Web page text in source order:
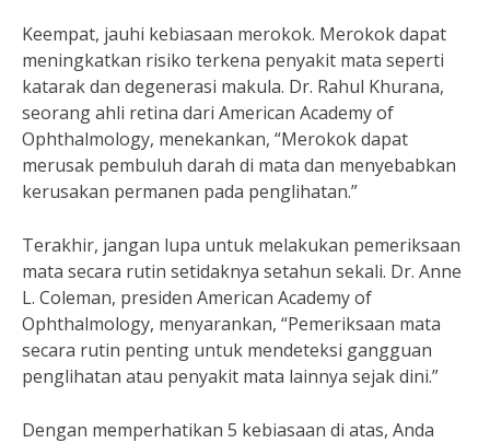
Keempat, jauhi kebiasaan merokok. Merokok dapat
meningkatkan risiko terkena penyakit mata seperti
katarak dan degenerasi makula. Dr. Rahul Khurana,
seorang ahli retina dari American Academy of
Ophthalmology, menekankan, “Merokok dapat
merusak pembuluh darah di mata dan menyebabkan
kerusakan permanen pada penglihatan.”
Terakhir, jangan lupa untuk melakukan pemeriksaan
mata secara rutin setidaknya setahun sekali. Dr. Anne
L. Coleman, presiden American Academy of
Ophthalmology, menyarankan, “Pemeriksaan mata
secara rutin penting untuk mendeteksi gangguan
penglihatan atau penyakit mata lainnya sejak dini.”
Dengan memperhatikan 5 kebiasaan di atas, Anda